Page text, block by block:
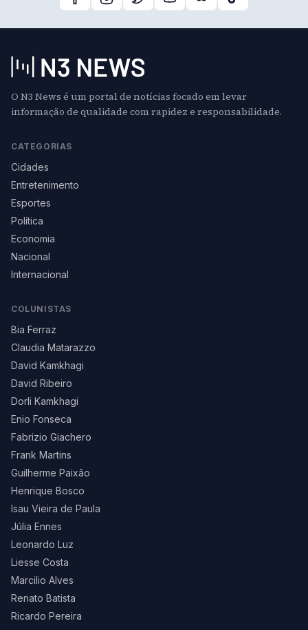
O N3 News é um portal de notícias focado em levar
informação de qualidade com rapidez e responsabilidade.
CATEGORIAS
Cidades
Entretenimento
Esportes
Política
Economia
Nacional
Internacional
COLUNISTAS
Bia Ferraz
Claudia Matarazzo
David Kamkhagi
David Ribeiro
Dorli Kamkhagi
Enio Fonseca
Fabrizio Giachero
Frank Martins
Guilherme Paixão
Henrique Bosco
Isau Vieira de Paula
Júlia Ennes
Leonardo Luz
Liesse Costa
Marcilio Alves
Renato Batista
Ricardo Pereira